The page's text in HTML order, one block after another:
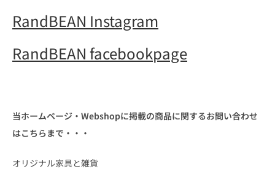
RandBEAN Instagram
RandBEAN facebookpage
当ホームページ・Webshopに掲載の商品に関するお問い合わせ
はこちらまで・・・
オリジナル家具と雑貨